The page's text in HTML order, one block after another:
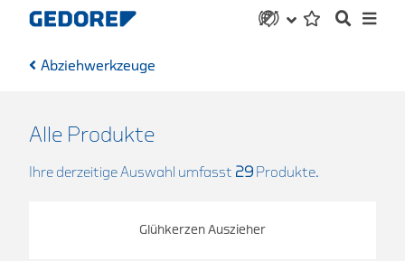
Abziehwerkzeuge
Alle Produkte
Ihre derzeitige Auswahl umfasst 29 Produkte.
Glühkerzen Auszieher